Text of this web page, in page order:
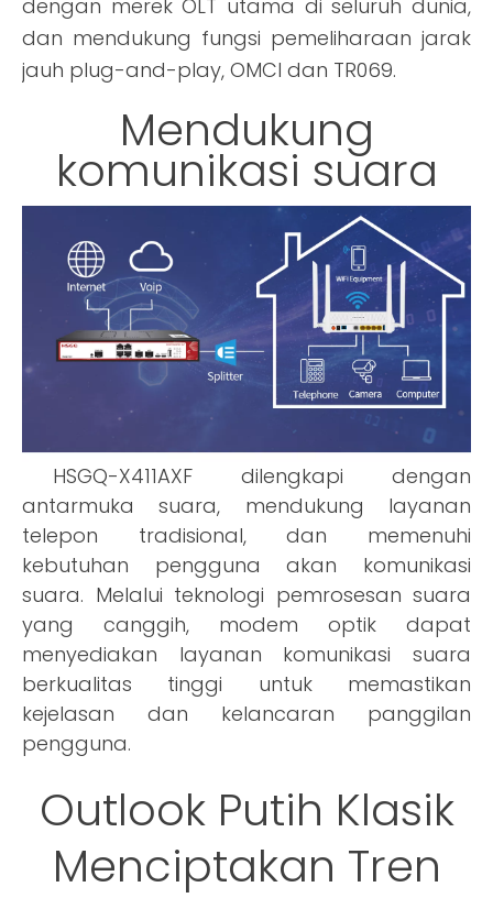
dengan merek OLT utama di seluruh dunia,
dan mendukung fungsi pemeliharaan jarak
jauh plug-and-play, OMCI dan TR069.
Mendukung
komunikasi suara
HSGQ-X411AXF dilengkapi dengan
antarmuka suara, mendukung layanan
telepon tradisional, dan memenuhi
kebutuhan pengguna akan komunikasi
suara. Melalui teknologi pemrosesan suara
yang canggih, modem optik dapat
menyediakan layanan komunikasi suara
berkualitas tinggi untuk memastikan
kejelasan dan kelancaran panggilan
pengguna.
Outlook Putih Klasik
Menciptakan Tren